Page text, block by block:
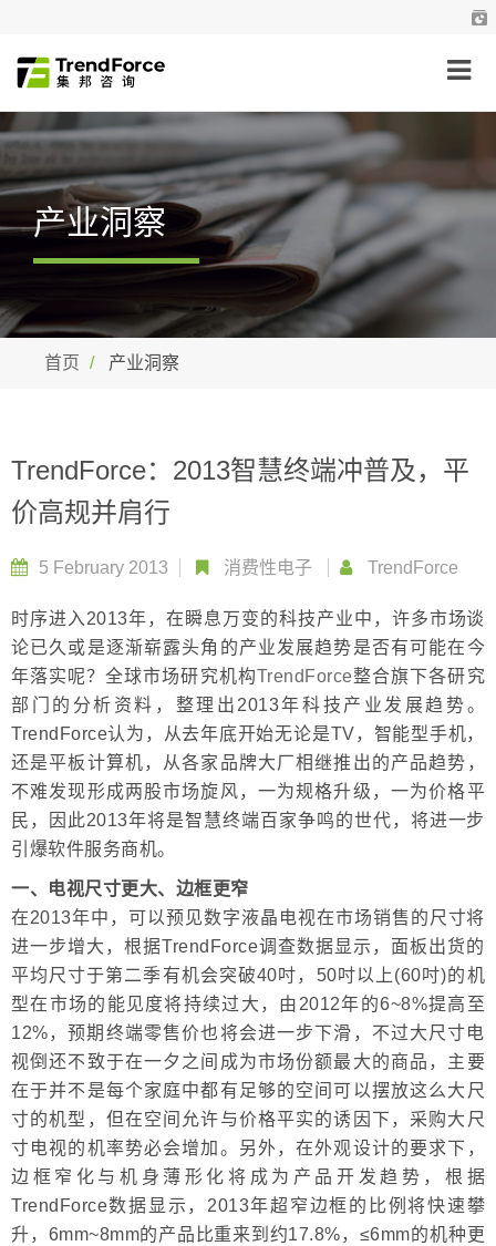
产业洞察
首页 产业洞察
TrendForce：2013智慧终端冲普及，平
价高规并肩行
5 February 2013 消费性电子 TrendForce
时序进入2013年，在瞬息万变的科技产业中，许多市场谈
论已久或是逐渐崭露头角的产业发展趋势是否有可能在今
年落实呢？全球市场研究机构TrendForce整合旗下各研究
部门的分析资料，整理出2013年科技产业发展趋势。
TrendForce认为，从去年底开始无论是TV，智能型手机，
还是平板计算机，从各家品牌大厂相继推出的产品趋势，
不难发现形成两股市场旋风，一为规格升级，一为价格平
民，因此2013年将是智慧终端百家争鸣的世代，将进一步
引爆软件服务商机。
一、电视尺寸更大、边框更窄
在2013年中，可以预见数字液晶电视在市场销售的尺寸将
进一步增大，根据TrendForce调查数据显示，面板出货的
平均尺寸于第二季有机会突破40吋，50吋以上(60吋)的机
型在市场的能见度将持续过大，由2012年的6~8%提高至
12%，预期终端零售价也将会进一步下滑，不过大尺寸电
视倒还不致于在一夕之间成为市场份额最大的商品，主要
在于并不是每个家庭中都有足够的空间可以摆放这么大尺
寸的机型，但在空间允许与价格平实的诱因下，采购大尺
寸电视的机率势必会增加。另外，在外观设计的要求下，
边框窄化与机身薄形化将成为产品开发趋势，根据
TrendForce数据显示，2013年超窄边框的比例将快速攀
升，6mm~8mm的产品比重来到约17.8%，≤6mm的机种更